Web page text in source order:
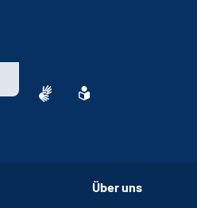
Über uns